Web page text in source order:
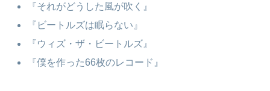
『それがどうした風が吹く』
『ビートルズは眠らない』
『ウィズ・ザ・ビートルズ』
『僕を作った66枚のレコード』